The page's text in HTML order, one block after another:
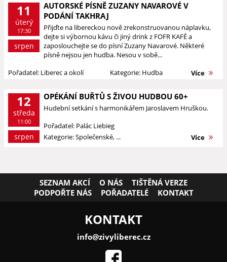
11
úterý
17:30
srpen
AUTORSKÉ PÍSNĚ ZUZANY NAVAROVÉ V
PODÁNÍ TAKHRAJ
Přijďte na libereckou nově zrekonstruovanou náplavku,
dejte si výbornou kávu či jiný drink z FOFR KAFÉ a
zaposlouchejte se do písní Zuzany Navarové. Některé
písně nejsou jen hudba. Nesou v sobě...
Pořadatel: Liberec a okolí
Kategorie: Hudba Více
12
středa
11:00
srpen
OPÉKÁNÍ BUŘTŮ S ŽIVOU HUDBOU 60+
Hudební setkání s harmonikářem Jaroslavem Hruškou.
Pořadatel: Palác Liebieg
Kategorie: Společenské, ...
Více
SEZNAM AKCÍ O NÁS
TIŠTĚNÁ VERZE
PODPOŘTE NÁS
POŘADATELÉ KONTAKT
KONTAKT
info@zivyliberec.cz